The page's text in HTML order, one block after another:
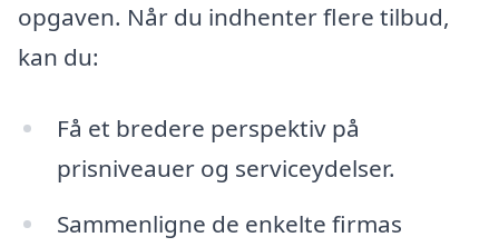
opgaven. Når du indhenter flere tilbud,
kan du:
Få et bredere perspektiv på
prisniveauer og serviceydelser.
Sammenligne de enkelte firmas